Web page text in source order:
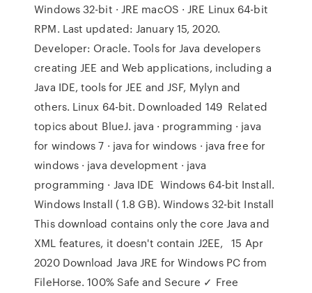
Windows 32-bit · JRE macOS · JRE Linux 64-bit
RPM. Last updated: January 15, 2020.
Developer: Oracle. Tools for Java developers
creating JEE and Web applications, including a
Java IDE, tools for JEE and JSF, Mylyn and
others. Linux 64-bit. Downloaded 149 Related
topics about BlueJ. java · programming · java
for windows 7 · java for windows · java free for
windows · java development · java
programming · Java IDE Windows 64-bit Install.
Windows Install ( 1.8 GB). Windows 32-bit Install
This download contains only the core Java and
XML features, it doesn't contain J2EE, 15 Apr
2020 Download Java JRE for Windows PC from
FileHorse. 100% Safe and Secure ✓ Free